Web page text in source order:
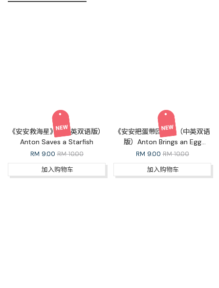
《安安救海星》（中英双语版）
Anton Saves a Starfish
RM 9.00 RM 10.00
加入购物车
《安安把蛋带回家》（中英双语
版）Anton Brings an Egg
Home
RM 9.00 RM 10.00
加入购物车